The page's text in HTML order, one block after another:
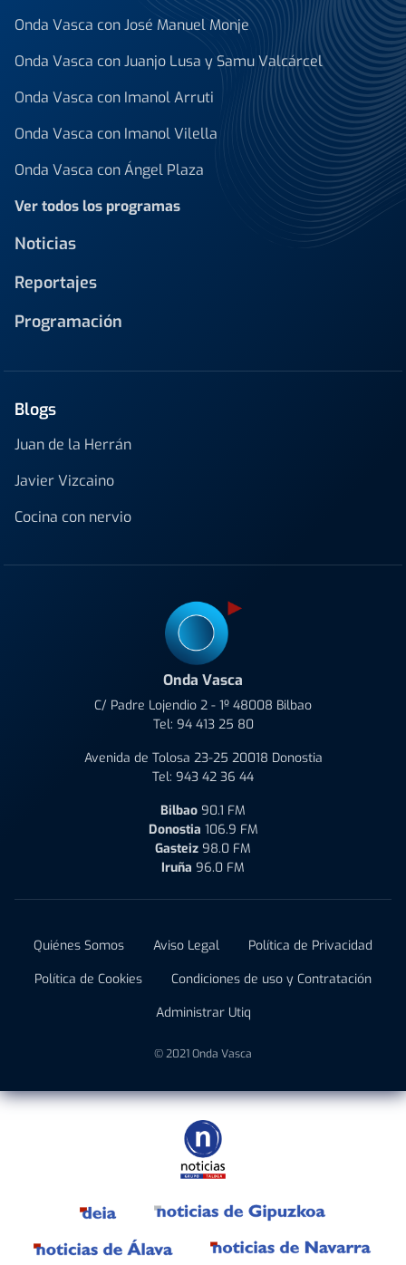
Onda Vasca con José Manuel Monje
Onda Vasca con Juanjo Lusa y Samu Valcárcel
Onda Vasca con Imanol Arruti
Onda Vasca con Imanol Vilella
Onda Vasca con Ángel Plaza
Ver todos los programas
Noticias
Reportajes
Programación
Blogs
Juan de la Herrán
Javier Vizcaino
Cocina con nervio
Onda Vasca
C/ Padre Lojendio 2 - 1º 48008 Bilbao
Tel: 94 413 25 80
Avenida de Tolosa 23-25 20018 Donostia
Tel: 943 42 36 44
Bilbao 90.1 FM
Donostia 106.9 FM
Gasteiz 98.0 FM
Iruña 96.0 FM
Quiénes Somos Aviso Legal
Política de Privacidad
Política de Cookies
Condiciones de uso y Contratación
Administrar Utiq
© 2021 Onda Vasca